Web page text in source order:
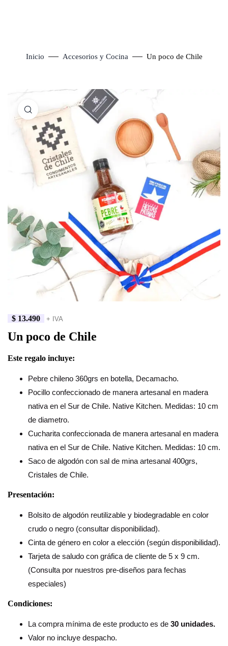
Inicio Accesorios y Cocina Un poco de Chile
Click to enlarge
$ 13.490 + IVA
Un poco de Chile
Este regalo incluye:
Pebre chileno 360grs en botella, Decamacho.
Pocillo confeccionado de manera artesanal en madera
nativa en el Sur de Chile. Native Kitchen. Medidas: 10 cm
de diametro.
Cucharita confeccionada de manera artesanal en madera
nativa en el Sur de Chile. Native Kitchen. Medidas: 10 cm.
Saco de algodón con sal de mina artesanal 400grs,
Cristales de Chile.
Presentación:
Bolsito de algodón reutilizable y biodegradable en color
crudo o negro (consultar disponibilidad).
Cinta de género en color a elección (según disponibilidad).
Tarjeta de saludo con gráfica de cliente de 5 x 9 cm.
(Consulta por nuestros pre-diseños para fechas
especiales)
Condiciones:
La compra mínima de este producto es de 30 unidades.
Valor no incluye despacho.